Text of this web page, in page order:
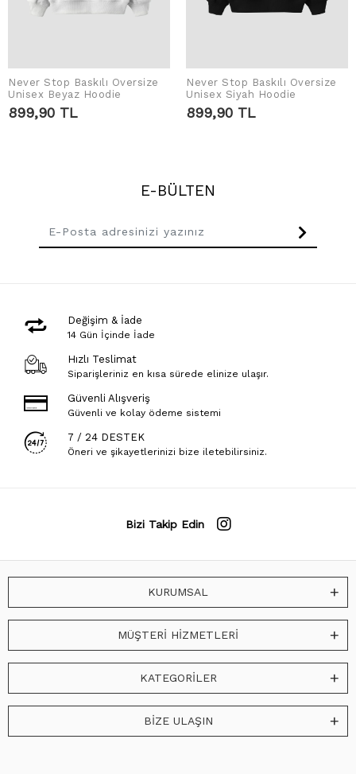
SEPETE EKLE
Never Stop Baskılı Oversize
Unisex Beyaz Hoodie
899,90 TL
SEPETE EKLE
Never Stop Baskılı Oversize
Unisex Siyah Hoodie
899,90 TL
E-BÜLTEN
Değişim & İade
14 Gün İçinde İade
Hızlı Teslimat
Siparişleriniz en kısa sürede elinize ulaşır.
Güvenli Alışveriş
Güvenli ve kolay ödeme sistemi
7 / 24 DESTEK
Öneri ve şikayetlerinizi bize iletebilirsiniz.
Bizi Takip Edin
KURUMSAL
MÜŞTERİ HİZMETLERİ
KATEGORİLER
BİZE ULAŞIN